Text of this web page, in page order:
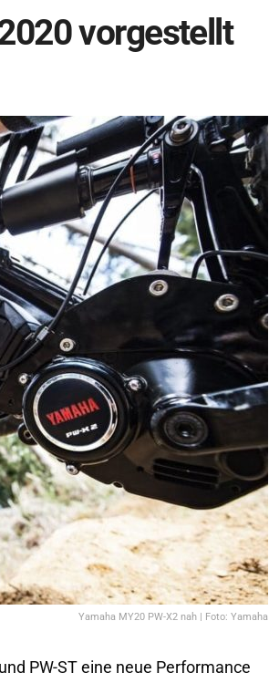
vorgestellt
Yamaha MY20 PW-X2 nah | Foto: Yamaha
PW-ST eine neue Performance